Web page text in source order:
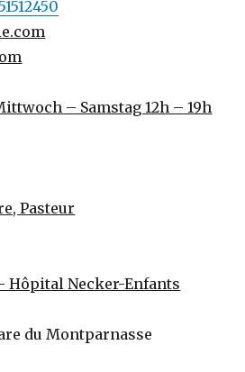
– Samstag 12h – 19h
Pasteur
Hôpital Necker-Enfants
du Montparnasse